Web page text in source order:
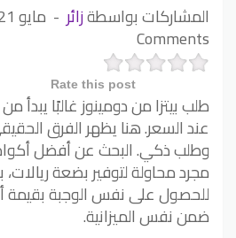
المشاركات بواسطةزائر مايو 21, 2026
Comments
Rate this post
طلب بيتزا من دومينوز غالبًا يبدأ
عند السعر. هنا يظهر الفرق
وطلب ذكي. البحث عن أفضل
مجرد محاولة لتوفير بضعة
للحصول على نفس الوجبة بقيمة
ضمن نفس الميزانية.